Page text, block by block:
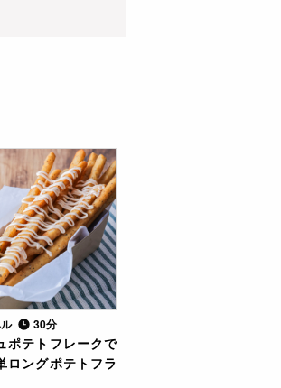
30分
ポテトフレークで
ロングポテトフラ